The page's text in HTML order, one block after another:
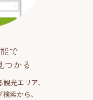
で
つかる
光エリア、
索から、